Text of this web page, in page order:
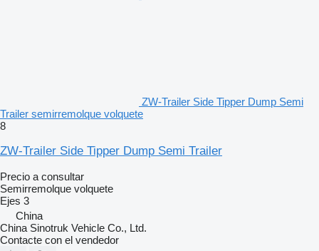
ZW-Trailer Side Tipper Dump Semi
Trailer semirremolque volquete
8
ZW-Trailer Side Tipper Dump Semi Trailer
Precio a consultar
Semirremolque volquete
Ejes 3
China
China Sinotruk Vehicle Co., Ltd.
Contacte con el vendedor